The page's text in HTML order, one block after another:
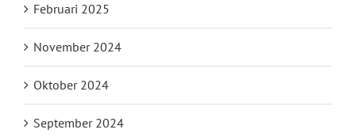
Februari 2025
November 2024
Oktober 2024
September 2024